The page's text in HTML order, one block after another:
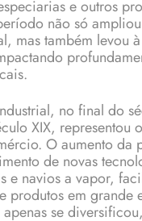
e outros
não só
mas também levou
no final do
XIX, representou
O aumento da
de novas
e navios a vapor,
produtos em grande
se